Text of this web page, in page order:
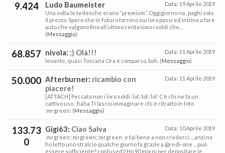
9.424 Data: 19 Aprile 2019
Ludo Baumeister
Una volta le tedesche erano “premium”. Oggigiorno no , paghi solo
il prezzo. Spero che in futuro tornino sui loro passi ed inizino a fare
auto che valgono fino all’ultimo centesimo i soldi che...
(Messaggio)
68.857 Data: 11 Aprile 2019
nivola: ;) Olà!!!
levante, quasi Toscana Ora è comparso, boh. (Messaggio)
50.000 Data: 11 Aprile 2019
Afterburner: ricambio con
piacere!
[ATTACH] Peccato non i loro soldi :lol::lol::lol: C’é chi ne fa un
cattivo uso. :haha Ti lascio immaginare chi è ritratto in foto
:mrgreen: (Messaggio)
133.73
0
Data: 10 Aprile 2019
Gigi63: Ciao Salva
:mrgreen::mrgreen::mrgreen: e fai bene a non crederci ....anzi ne
ho letto uno stralcio qualche giorno fa grazie a @redi-one ....può
essere sufficiente?:confused2 Ho 90 giorni per depositare le...